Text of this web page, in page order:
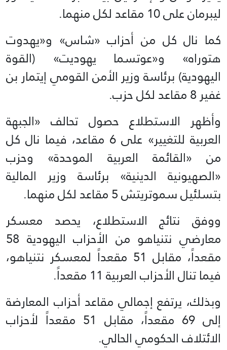
ليبرمان على 10 مقاعد لكل منهما.
كما نال كل من أحزاب «شاس» و«يهدوت
هتوراه» و«عوتسما يهوديت» (القوة
اليهودية) برئاسة وزير الأمن القومي إيتمار بن
غفير 8 مقاعد لكل حزب.
وأظهر الاستطلاع حصول تحالف «الجبهة
العربية للتغيير» على 6 مقاعد، فيما نال كل
من «القائمة العربية الموحدة» وحزب
«الصهيونية الدينية» برئاسة وزير المالية
بتسلئيل سموتريتش 5 مقاعد لكل منهما.
ووفق نتائج الاستطلاع، يحصد معسكر
معارضي نتنياهو من الأحزاب اليهودية 58
مقعداً، مقابل 51 مقعداً لمعسكر نتنياهو،
فيما تنال الأحزاب العربية 11 مقعداً.
وبذلك، يرتفع إجمالي مقاعد أحزاب المعارضة
إلى 69 مقعداً، مقابل 51 مقعداً لأحزاب
الائتلاف الحكومي الحالي.